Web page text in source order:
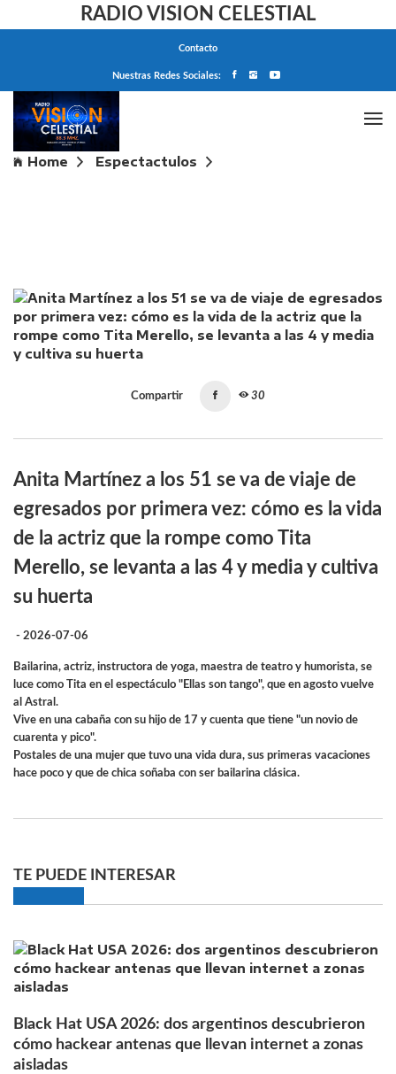
RADIO VISION CELESTIAL
Contacto
Nuestras Redes Sociales:
Home
Espectactulos
Compartir 30
Anita Martínez a los 51 se va de viaje de
egresados por primera vez: cómo es la vida
de la actriz que la rompe como Tita
Merello, se levanta a las 4 y media y cultiva
su huerta
- 2026-07-06
Bailarina, actriz, instructora de yoga, maestra de teatro y humorista, se
luce como Tita en el espectáculo "Ellas son tango", que en agosto vuelve
al Astral.
Vive en una cabaña con su hijo de 17 y cuenta que tiene "un novio de
cuarenta y pico".
Postales de una mujer que tuvo una vida dura, sus primeras vacaciones
hace poco y que de chica soñaba con ser bailarina clásica.
TE PUEDE INTERESAR
Black Hat USA 2026: dos argentinos descubrieron
cómo hackear antenas que llevan internet a zonas
aisladas